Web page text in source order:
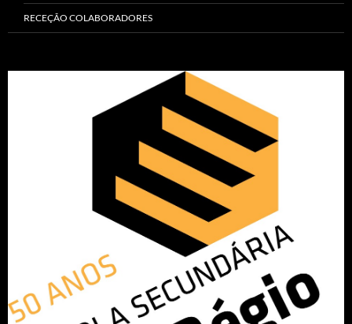
RECEÇÃO COLABORADORES